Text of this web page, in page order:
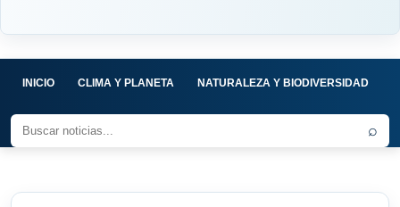
INICIO CLIMA Y PLANETA NATURALEZA Y BIODIVERSIDAD
⌕